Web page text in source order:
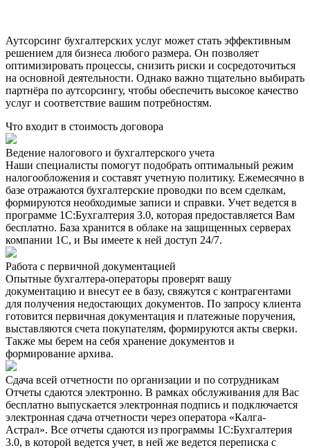
Аутсорсинг бухгалтерских услуг может стать эффективным
решением для бизнеса любого размера. Он позволяет
оптимизировать процессы, снизить риски и сосредоточиться
на основной деятельности. Однако важно тщательно выбирать
партнёра по аутсорсингу, чтобы обеспечить высокое качество
услуг и соответствие вашим потребностям.
Что входит в стоимость договора
Ведение налогового и бухгалтерского учета
Наши специалисты помогут подобрать оптимальный режим
налогообложения и составят учетную политику. Ежемесячно в
базе отражаются бухгалтерские проводки по всем сделкам,
формируются необходимые записи и справки. Учет ведется в
программе 1С:Бухгалтерия 3.0, которая предоставляется Вам
бесплатно. База хранится в облаке на защищенных серверах
компании 1С, и Вы имеете к ней доступ 24/7.
Работа с первичной документацией
Опытные бухгалтера-операторы проверят вашу
документацию и внесут ее в базу, свяжутся с контрагентами
для получения недостающих документов. По запросу клиента
готовится первичная документация и платежные поручения,
выставляются счета покупателям, формируются акты сверки.
Также мы берем на себя хранение документов и
формирование архива.
Сдача всей отчетности по организации и по сотрудникам
Отчеты сдаются электронно. В рамках обслуживания для Вас
бесплатно выпускается электронная подпись и подключается
электронная сдача отчетности через оператора «Калга-
Астрал». Все отчеты сдаются из программы 1С:Бухгалтерия
3.0, в которой ведется учет, в ней же ведется переписка с